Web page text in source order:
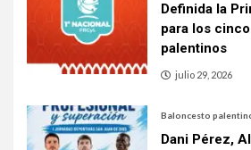
Definida la
para los
palentinos
julio 29, 2026
Baloncesto
Dani Pérez,